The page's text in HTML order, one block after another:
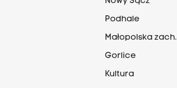
Podhale
Małopolska zach.
Gorlice
Kultura